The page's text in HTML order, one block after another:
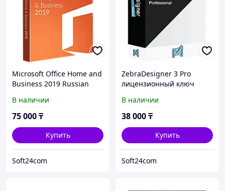
Microsoft Office Home and
Business 2019 Russian
Medialess.
В наличии
75 000₸
Купить
Soft24com
ZebraDesigner 3 Pro
лицензионный ключ
В наличии
38 000₸
Купить
Soft24com